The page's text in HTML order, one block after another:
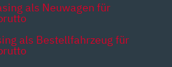
als Neuwagen für
als Bestellfahrzeug für